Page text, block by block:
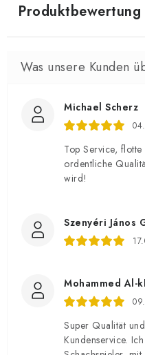
Produktbewertung
Michael Scherz
Top Service,
ordentliche
wird!
Szenyéri János
Mohammed Al-
Super Qualität
Kundenservice.